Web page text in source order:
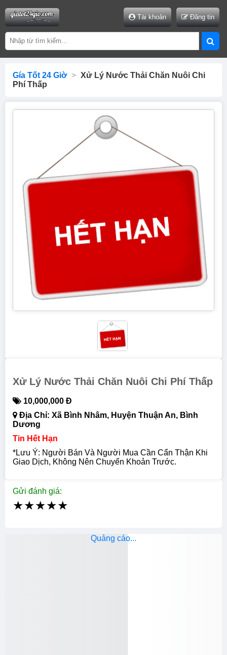
Tài khoản Đăng tin
Gía Tốt 24 Giờ > Xử Lý Nước Thải Chăn Nuôi Chi
Phí Thấp
Xử Lý Nước Thải Chăn Nuôi Chi Phí Thấp
10,000,000 Đ
Địa Chỉ: Xã Bình Nhâm, Huyện Thuận An, Bình
Dương
Tin Hết Hạn
*Lưu Ý: Người Bán Và Người Mua Cần Cẩn Thận Khi
Giao Dịch, Không Nên Chuyển Khoản Trước.
Gửi đánh giá:
★★★★★